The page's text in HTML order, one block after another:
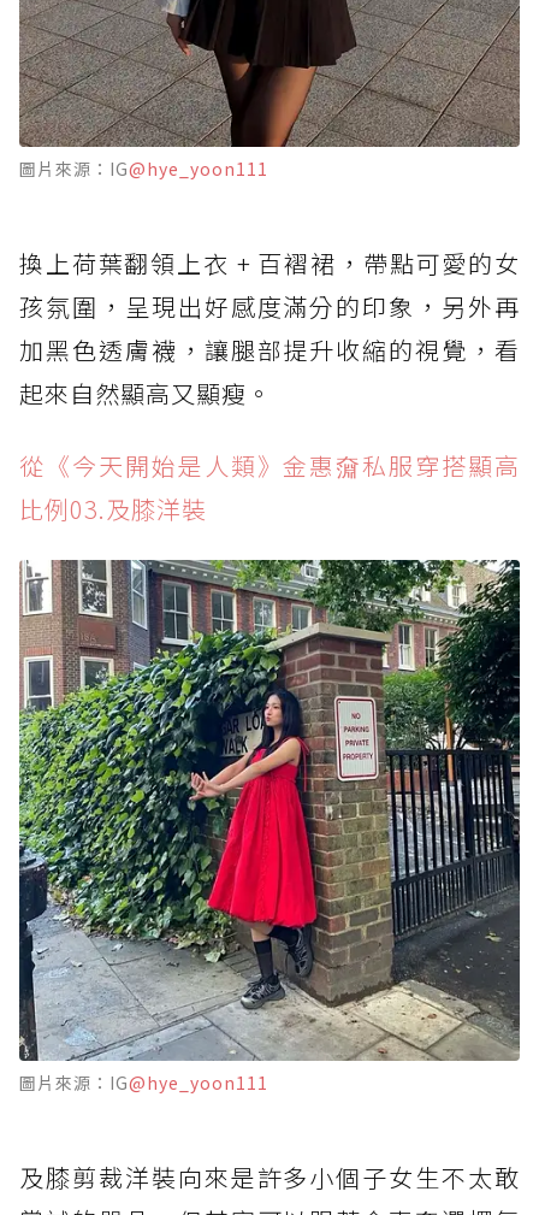
圖片來源：IG@hye_yoon111
換上荷葉翻領上衣 + 百褶裙，帶點可愛的女
孩氛圍，呈現出好感度滿分的印象，另外再
加黑色透膚襪，讓腿部提升收縮的視覺，看
起來自然顯高又顯瘦。
從《今天開始是人類》金惠奫私服穿搭顯高
比例03.及膝洋裝
圖片來源：IG@hye_yoon111
及膝剪裁洋裝向來是許多小個子女生不太敢